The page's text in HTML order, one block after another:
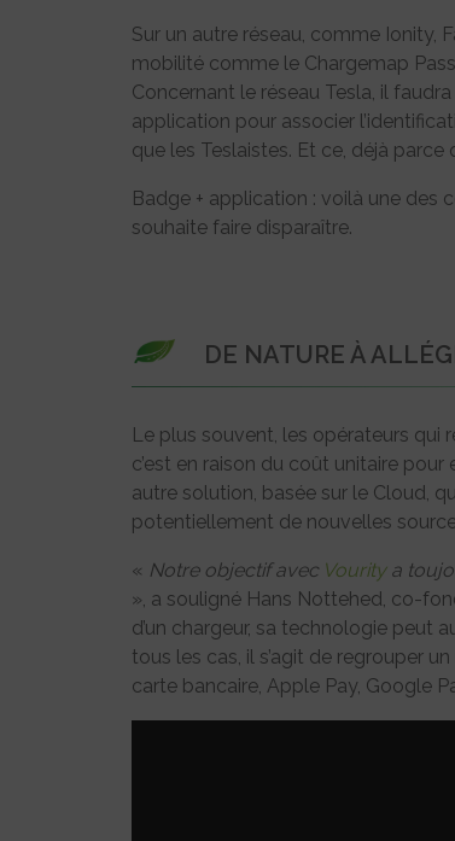
Sur un autre réseau, comme Ionity,
mobilité comme le Chargemap
Concernant le réseau Tesla, il
application pour associer
que les Teslaistes. Et ce, déjà parce
Badge + application : voilà une des
souhaite faire disparaître.
DE NATURE À
Le plus souvent, les opérateurs qui
c’est en raison du coût unitaire
autre solution, basée sur le Cloud,
potentiellement de nouvelles
« Notre objectif avec Vouritya
», a souligné Hans Nottehed, co-
d’un chargeur, sa technologie peut
tous les cas, il s’agit de regrouper
carte bancaire, Apple Pay, Google